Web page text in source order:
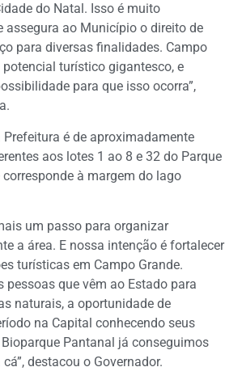
do Natal. Isso é muito
assegura ao Município o direito de
para diversas finalidades. Campo
turístico gigantesco, e
para que isso ocorra”,
Prefeitura é de aproximadamente
aos lotes 1 ao 8 e 32 do Parque
à margem do lago
um passo para organizar
a área. E nossa intenção é fortalecer
turísticas em Campo Grande.
pessoas que vêm ao Estado para
naturais, a oportunidade de
na Capital conhecendo seus
Pantanal já conseguimos
destacou o Governador.